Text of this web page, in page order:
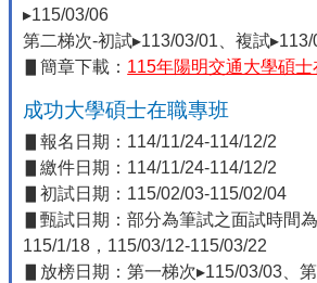
▸115/03/06
第二梯次-初試▸113/03/01、複試▸113/
▋簡章下載： 115年陽明交通大學碩
成功大學碩士在職專班
▋報名日期：114/11/24-114/12/2
▋繳件日期：114/11/24-114/12/2
▋初試日期：115/02/03-115/02/04
▋甄試日期：部分為筆試之面試時間
115/1/18，115/03/12-115/03/22
▋放榜日期：第一梯次▸115/03/03、